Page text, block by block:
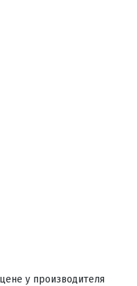
у производителя